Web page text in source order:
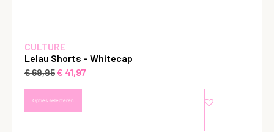
CULTURE
Lelau Shorts – Whitecap
€69,95€ 41,97
Opties selecteren